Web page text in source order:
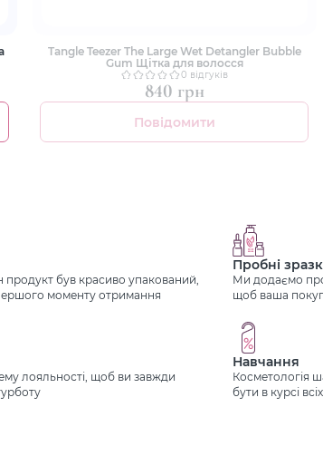
Tangle Teezer The Large Wet Detangler Bubble
Gum Щітка для волосся
0 відгуків
840 грн
Повідомити
був красиво упакований,
моменту отримання
Пробні
Ми додаємо
щоб ваша
лояльності, щоб ви завжди
Навчання
Косметологія
бути в курсі